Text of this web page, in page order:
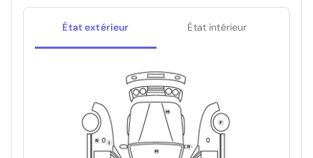
État extérieur État intérieur